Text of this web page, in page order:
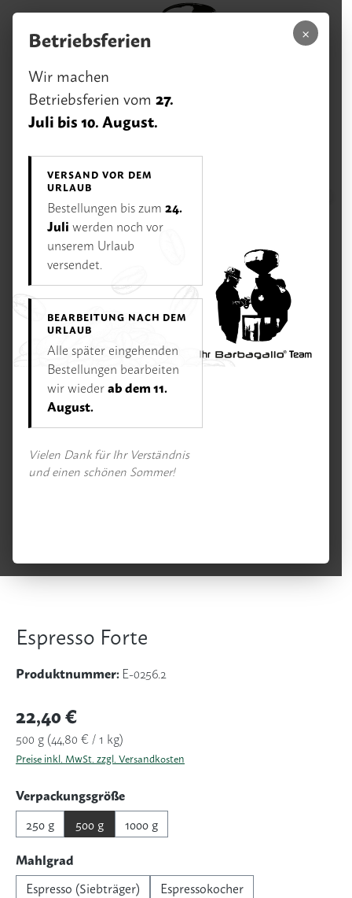
Zum Hauptinhalt springen
Menü
Unsere Vorteile
Rufen Sie uns an:
Öffnungszeiten
Di–Fr 11–18 Uhr | Sa 10–16 Uhr | Mo Ruhetag
Espresso
Espresso Forte
Produktnummer: E-0256.2
Regulärer Preis:
22,40 €
500 g (44,80 € / 1 kg)
Preise inkl. MwSt. zzgl. Versandkosten
Verpackungsgrößeauswählen
250 g
500 g
1000 g
Mahlgrad
Espresso (Siebträger)
Espressokocher
×
Betriebsferien
Wir machen
Betriebsferien vom27.
Juli bis 10. August.
VERSAND VOR DEM
URLAUB
Bestellungen bis zum24.
Juli werden noch vor
unserem Urlaub
versendet.
BEARBEITUNG NACH DEM
URLAUB
Alle später eingehenden
Bestellungen bearbeiten
wir wiederab dem 11.
August.
Vielen Dank für Ihr Verständnis
und einen schönen Sommer!